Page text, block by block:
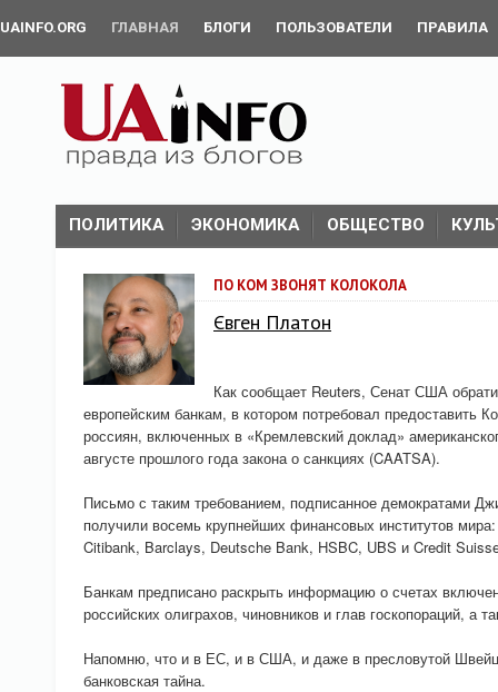
UAINFO.ORG ГЛАВНАЯ БЛОГИ ПОЛЬЗОВАТЕЛИ ПРАВИЛА
ПОЛИТИКА ЭКОНОМИКА ОБЩЕСТВО
ПО КОМ ЗВОНЯТ КОЛОКОЛА
Євген Платон
Как сообщает Reuters, Сенат США
европейским банкам, в котором потребовал предоставить
россиян, включенных в «Кремлевский доклад»
августе прошлого года закона о санкциях (CAATSA).
Письмо с таким требованием, подписанное демократами
получили восемь крупнейших финансовых институтов
Citibank, Barclays, Deutsche Bank, HSBC, UBS и Credit
Банкам предписано раскрыть информацию о счетах
российских олиграхов, чиновников и глав госкопораций, а
Напомню, что и в ЕС, и в США, и даже в пресловутой
банковская тайна.